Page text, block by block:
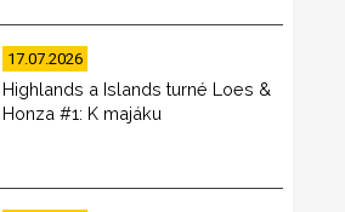
17.07.2026
Highlands a Islands turné Loes &
Honza #1: K majáku